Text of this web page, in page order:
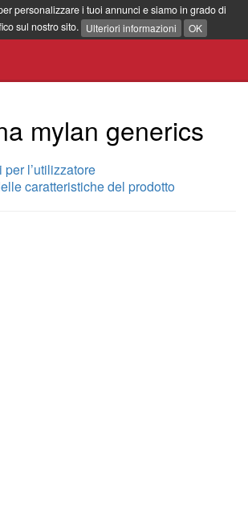
personalizzare i tuoi annunci e siamo in grado di
sul nostro sito. Ulteriori informazioni OK
mylan generics
per l’utilizzatore
caratteristiche del prodotto